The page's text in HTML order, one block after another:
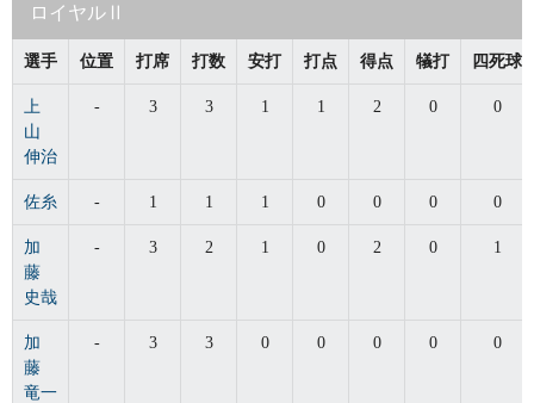
ロイヤルⅡ
選手 位置 打席 打数 安打 打点 得点 犠打 四死球
上
山
伸治
- 3 3 1 1 2 0 0
佐糸 - 1 1 1 0 0 0 0
加
藤
史哉
- 3 2 1 0 2 0 1
加
藤
竜一
- 3 3 0 0 0 0 0